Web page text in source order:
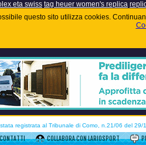
eta swiss tag heuer women's replica
questo sito utilizza cookies.
registrata al Tribunale di Como, n.21/06 del 29/
CONTATTI COLLABORA CON LARIOSPORT